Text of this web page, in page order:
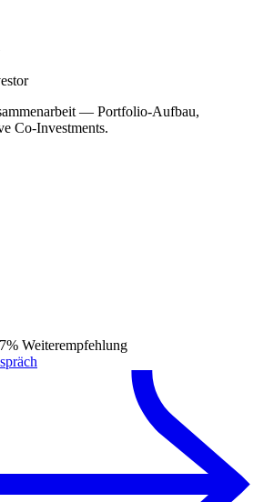
— Portfolio-Aufbau,
Co-Investments.
Weiterempfehlung